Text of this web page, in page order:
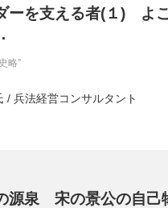
ネタ帳（2026年8月5
2026.08.5
成功要因と
(39)
い、知っておきたい、やってお
座(95)
バチの『経営戦略の新常識』(12)
べし(635)
の３分間スピーチ」ネタ帳(159)
る考え方」(57)
たいと思われる「一流の仕事術
ョン実現道場(10)
「今月のヒット商品」(109)
をつかむ術(102)
の種 4.0(206)
強い決算書の会社はココが
決算書の“見える化”術(12)
賢い社長の「経理財務の見
賃金決定の定石(68)
顧客・社員・社会
柿内幸夫─
を支える者(１) よ
略”
/ 兵法経営コンサルタント
源泉 宋の景公の自己